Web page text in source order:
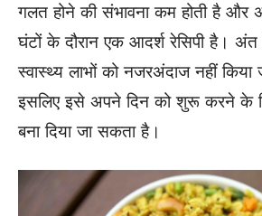
गलत होने की संभावना कम होती है
घंटों के दौरान एक आदर्श रेसिपी है। अंत
स्वास्थ्य लाभों को नजरअंदाज नहीं
इसलिए इसे अपने दिन को शुरू करने के
बना दिया जा सकता है।